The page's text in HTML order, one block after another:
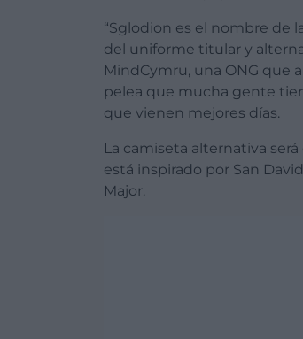
“Sglodion es el nombre de
del uniforme titular y
MindCymru, una ONG que
pelea que mucha gente
que vienen mejores días.
La camiseta alternativa
está inspirado por San
Major.